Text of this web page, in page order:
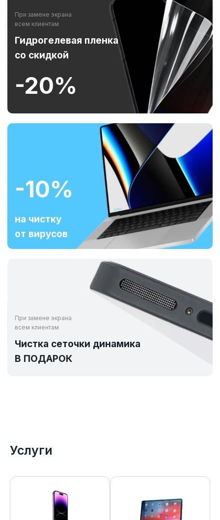
При замене экрана
всем клиентам
Гидрогелевая пленка
со скидкой
-20%
-10%
на чистку
от вирусов
При замене экрана
всем клиентам
Чистка сеточки динамика
В ПОДАРОК
Услуги